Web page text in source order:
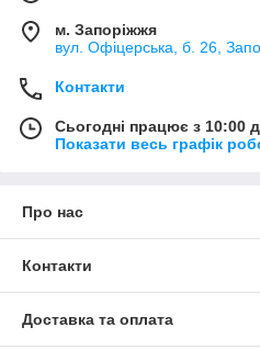
м. Запоріжжя
вул. Офіцерська, б. 26,
Контакти
Сьогодні працює з 10:00
Показати весь графік
Про нас
Контакти
Доставка та оплата